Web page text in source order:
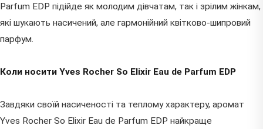
Parfum EDP підійде як молодим дівчатам, так і зрілим жінкам,
які шукають насичений, але гармонійний квітково-шипровий
парфум.
Коли носити Yves Rocher So Elixir Eau de Parfum EDP
Завдяки своїй насиченості та теплому характеру, аромат
Yves Rocher So Elixir Eau de Parfum EDP найкраще